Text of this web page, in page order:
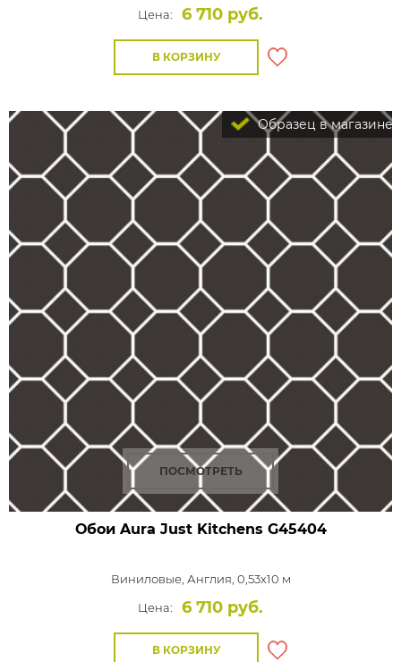
Цена:
6 710 руб.
В КОРЗИНУ
Образец в магазине
ПОСМОТРЕТЬ
Обои Aura Just Kitchens G45404
Виниловые, Англия, 0,53x10 м
Цена:
6 710 руб.
В КОРЗИНУ